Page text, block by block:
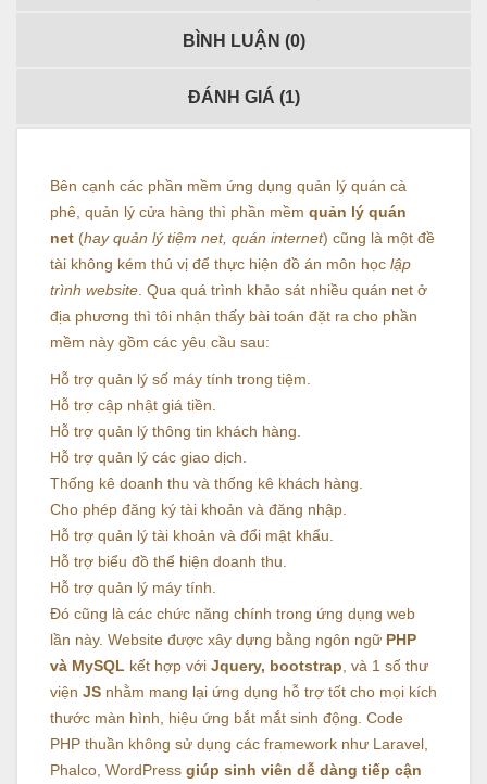
BÌNH LUẬN (0)
ĐÁNH GIÁ (1)
Bên cạnh các phần mềm ứng dụng quản lý quán cà
phê, quản lý cửa hàng thì phần mềm quản lý quán
net (hay quản lý tiệm net, quán internet) cũng là một đề
tài không kém thú vị để thực hiện đồ án môn học lập
trình website . Qua quá trình khảo sát nhiều quán net ở
địa phương thì tôi nhận thấy bài toán đặt ra cho phần
mềm này gồm các yêu cầu sau:
Hỗ trợ quản lý số máy tính trong tiệm.
Hỗ trợ cập nhật giá tiền.
Hỗ trợ quản lý thông tin khách hàng.
Hỗ trợ quản lý các giao dịch.
Thống kê doanh thu và thống kê khách hàng.
Cho phép đăng ký tài khoản và đăng nhập.
Hỗ trợ quản lý tài khoản và đổi mật khẩu.
Hỗ trợ biểu đồ thể hiện doanh thu.
Hỗ trợ quản lý máy tính.
Đó cũng là các chức năng chính trong ứng dụng web
lần này. Website được xây dựng bằng ngôn ngữ PHP
và MySQL kết hợp với Jquery, bootstrap , và 1 số thư
viện JS nhằm mang lại ứng dụng hỗ trợ tốt cho mọi kích
thước màn hình, hiệu ứng bắt mắt sinh động. Code
PHP thuần không sử dụng các framework như Laravel,
Phalco, WordPress giúp sinh viên dễ dàng tiếp cận